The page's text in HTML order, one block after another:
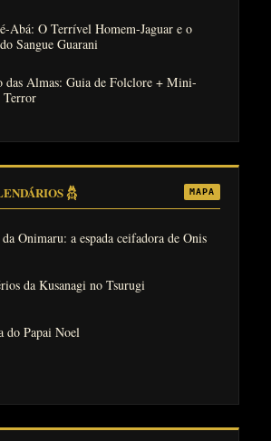
Abá: O Terrível Homem-Jaguar e o
Sangue Guarani
das Almas: Guia de Folclore + Mini-
Terror
𓆣 MAPA
Onimaru: a espada ceifadora de Onis
da Kusanagi no Tsurugi
do Papai Noel